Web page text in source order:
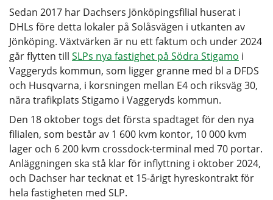
Sedan 2017 har Dachsers Jönköpingsfilial huserat i
DHLs före detta lokaler på Solåsvägen i utkanten av
Jönköping. Växtvärken är nu ett faktum och under 2024
går flytten till SLPs nya fastighet på Södra Stigamo i
Vaggeryds kommun, som ligger granne med bl a DFDS
och Husqvarna, i korsningen mellan E4 och riksväg 30,
nära trafikplats Stigamo i Vaggeryds kommun.
Den 18 oktober togs det första spadtaget för den nya
filialen, som består av 1 600 kvm kontor, 10 000 kvm
lager och 6 200 kvm crossdock-terminal med 70 portar.
Anläggningen ska stå klar för inflyttning i oktober 2024,
och Dachser har tecknat et 15-årigt hyreskontrakt för
hela fastigheten med SLP.